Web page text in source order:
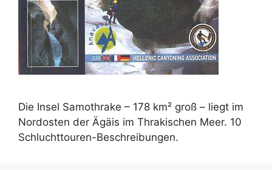
Die Insel Samothrake – 178 km² groß – liegt im
Nordosten der Ägäis im Thrakischen Meer. 10
Schluchttouren-Beschreibungen.